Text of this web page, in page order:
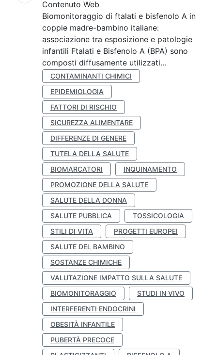
Contenuto Web
Biomonitoraggio di ftalati e bisfenolo A in
coppie madre-bambino italiane:
associazione tra esposizione e patologie
infantili Ftalati e Bisfenolo A (BPA) sono
composti diffusamente utilizzati...
CONTAMINANTI CHIMICI
EPIDEMIOLOGIA
FATTORI DI RISCHIO
SICUREZZA ALIMENTARE
DIFFERENZE DI GENERE
TUTELA DELLA SALUTE
BIOMARCATORI
INQUINAMENTO
PROMOZIONE DELLA SALUTE
SALUTE DELLA DONNA
SALUTE PUBBLICA
TOSSICOLOGIA
STILI DI VITA
PROGETTI EUROPEI
SALUTE DEL BAMBINO
SOSTANZE CHIMICHE
VALUTAZIONE IMPATTO SULLA SALUTE
BIOMONITORAGGIO
STUDI IN VIVO
INTERFERENTI ENDOCRINI
OBESITÀ INFANTILE
PUBERTÀ PRECOCE